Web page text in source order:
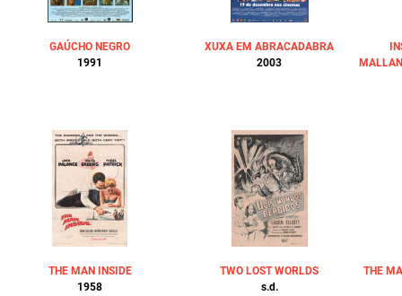
GAÚCHO NEGRO
1991
XUXA EM ABRACADABRA
2003
THE MAN INSIDE
1958
TWO LOST WORLDS
s.d.
THE